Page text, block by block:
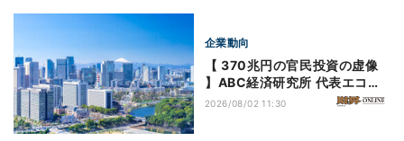
企業動向
【 370兆円の官民投資の虚像
】ABC経済研究所 代表エコノ
ミスト・熊野英生
2026/08/02 11:30